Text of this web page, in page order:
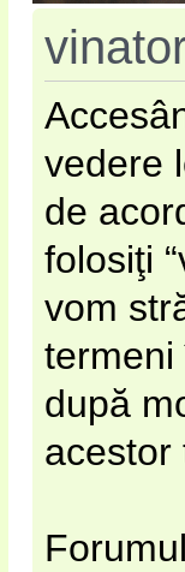
vedere
de
folosiţi
vom
termeni
după
acestor